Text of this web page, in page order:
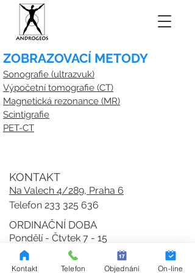
ZOBRAZOVACÍ METODY
Sonografie (ultrazvuk)
Výpočetní tomografie (CT)
Magnetická rezonance (MR)
Scintigrafie
PET-CT
KONTAKT
Na Valech 4/289, Praha 6
Telefon 233 325 636
ORDINAČNÍ DOBA
Pondělí - Čtvtek 7 - 15
Pátek 7 - 13
Kontakt Telefon Objednání On-line